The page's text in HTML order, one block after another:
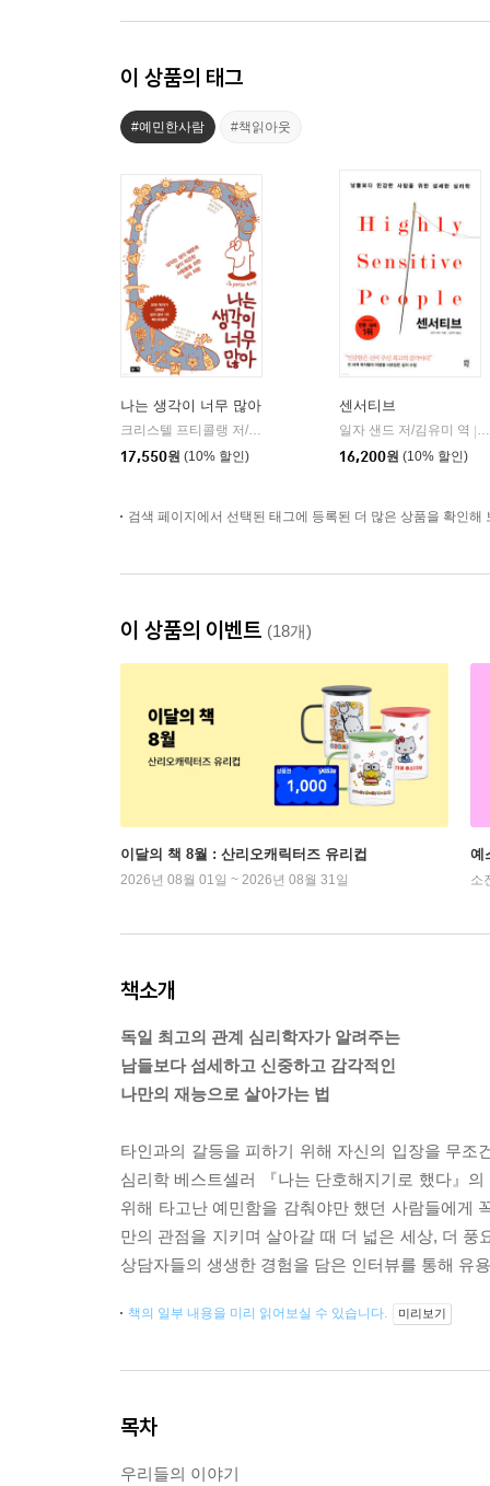
이 상품의 태그
#예민한사람 #책읽아웃
나는 생각이 너무 많아
크리스텔 프티콜랭 저/이세진 역
17,550원 (10% 할인)
센서티브
일자 샌드 저/김유미 역
16,200원 (10% 할인)
검색 페이지에서 선택된 태그에 등록된 더 많은 상품을 확인해
이 상품의 이벤트 (18개)
이달의 책 8월 : 산리오캐릭터즈 유리컵
2026년 08월 01일 ~ 2026년 08월 31일
예
소
책소개
독일 최고의 관계 심리학자가 알려주는
남들보다 섬세하고 신중하고 감각적인
나만의 재능으로 살아가는 법
타인과의 갈등을 피하기 위해 자신의 입장을 무
심리학 베스트셀러 『나는 단호해지기로 했다』
위해 타고난 예민함을 감춰야만 했던 사람들에게
만의 관점을 지키며 살아갈 때 더 넓은 세상, 더
상담자들의 생생한 경험을 담은 인터뷰를 통해 유
책의 일부 내용을 미리 읽어보실 수 있습니다. 미리보기
목차
우리들의 이야기